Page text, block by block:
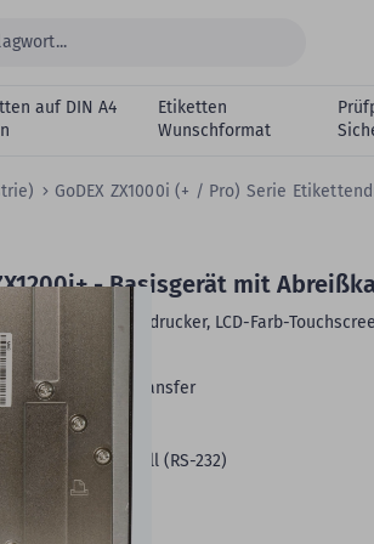
auf DIN A4
Etiketten
Wunschformat
GoDEX ZX1000i (+ / Pro) Serie
- Basisgerät mit
Industrie Etikettendrucker, LCD-Farb-
Thermotransfer
mm
254 mm/s
USB-Host, seriell (RS-232)